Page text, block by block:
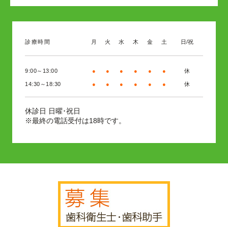
診療時間 月 火 水 木 金 土 日/祝
9:00～13:00 ● ● ● ● ● ● 休
14:30～18:30 ● ● ● ● ● ● 休
休診日 日曜･祝日
※最終の電話受付は18時です。